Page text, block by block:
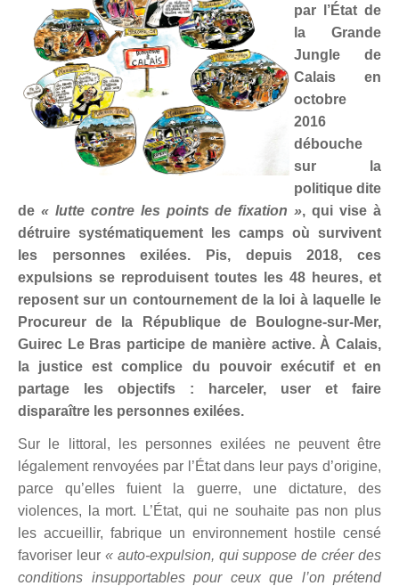
Répressions
Dessins
Poètes, vos papiers !
Briquette
NUMÉROS
ABONNEZ-VOUS
POINTS DE VENTE
LA BRIQUE ?
CONTACTS
par l’État de
la Grande
Jungle de
Calais en
octobre
2016
débouche
sur la
politique dite
de « lutte contre les points de fixation », qui vise à
détruire systématiquement les camps où survivent
les personnes exilées. Pis, depuis 2018, ces
expulsions se reproduisent toutes les 48 heures, et
reposent sur un contournement de la loi à laquelle le
Procureur de la République de Boulogne-sur-Mer,
Guirec Le Bras participe de manière active. À Calais,
la justice est complice du pouvoir exécutif et en
partage les objectifs : harceler, user et faire
disparaître les personnes exilées.
Sur le littoral, les personnes exilées ne peuvent être
légalement renvoyées par l’État dans leur pays d’origine,
parce qu’elles fuient la guerre, une dictature, des
violences, la mort. L’État, qui ne souhaite pas non plus
les accueillir, fabrique un environnement hostile censé
favoriser leur « auto-expulsion, qui suppose de créer des
conditions insupportables pour ceux que l’on prétend